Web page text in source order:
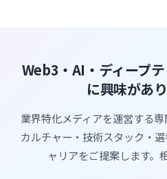
Web3・AI・ディープ
に興味があ
業界特化メディアを運営する
カルチャー・技術スタック・
ャリアをご提案します。